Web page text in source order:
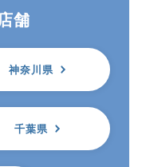
舗
神奈川県
千葉県